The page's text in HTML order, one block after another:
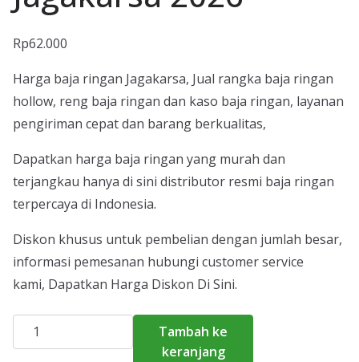
Rp62.000
Harga baja ringan Jagakarsa, Jual rangka baja ringan
hollow, reng baja ringan dan kaso baja ringan, layanan
pengiriman cepat dan barang berkualitas,
Dapatkan harga baja ringan yang murah dan
terjangkau hanya di sini distributor resmi baja ringan
terpercaya di Indonesia.
Diskon khusus untuk pembelian dengan jumlah besar,
informasi pemesanan hubungi customer service
kami, Dapatkan Harga Diskon Di Sini.
Kuantitas
Harga
Tambah ke
keranjang